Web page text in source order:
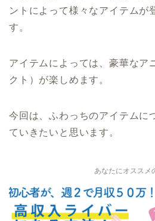
ントによって様々なアイテムが
す。
アイテムによっては、豪華なア
クト）が楽しめます。
今回は、ふわっちのアイテムに
ていきたいと思います。
あなたにオススメ